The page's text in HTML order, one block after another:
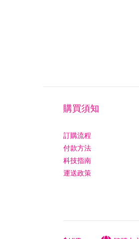
購買須知
訂購流程
付款方法
科技指南
運送政策